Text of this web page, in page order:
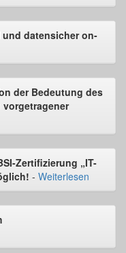
datensicher on-
der Bedeutung des
Zertifizierung „IT-
- Weiterlesen